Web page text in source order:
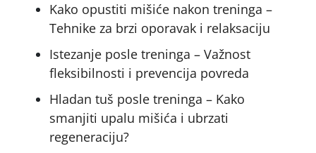
Kako opustiti mišiće nakon treninga –
Tehnike za brzi oporavak i relaksaciju
Istezanje posle treninga – Važnost
fleksibilnosti i prevencija povreda
Hladan tuš posle treninga – Kako
smanjiti upalu mišića i ubrzati
regeneraciju?